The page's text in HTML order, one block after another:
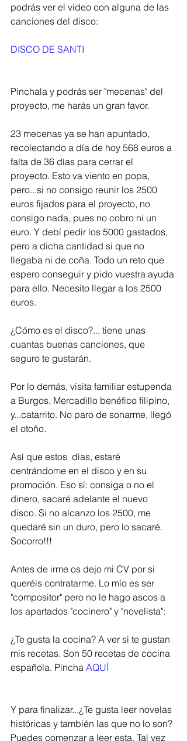
podrás ver el video con alguna de las
canciones del disco:
DISCO DE SANTI
Pínchala y podrás ser "mecenas" del
proyecto, me harás un gran favor.
23 mecenas ya se han apuntado,
recolectando a día de hoy 568 euros a
falta de 36 días para cerrar el
proyecto. Esto va viento en popa,
pero...si no consigo reunir los 2500
euros fijados para el proyecto, no
consigo nada, pues no cobro ni un
euro. Y debí pedir los 5000 gastados,
pero a dicha cantidad si que no
llegaba ni de coña. Todo un reto que
espero conseguir y pido vuestra ayuda
para ello. Necesito llegar a los 2500
euros.
¿Cómo es el disco?... tiene unas
cuantas buenas canciones, que
seguro te gustarán.
Por lo demás, visita familiar estupenda
a Burgos, Mercadillo benéfico filipino,
y...catarrito. No paro de sonarme, llegó
el otoño.
Así que estos  días, estaré
centrándome en el disco y en su
promoción. Eso sí: consiga o no el
dinero, sacaré adelante el nuevo
disco. Si no alcanzo los 2500, me
quedaré sin un duro, pero lo sacaré.
Socorro!!!
Antes de irme os dejo mi CV por si
queréis contratarme. Lo mío es ser
"compositor" pero no le hago ascos a
los apartados "cocinero" y "novelista":
¿Te gusta la cocina? A ver si te gustan
mis recetas. Son 50 recetas de cocina
española. Pincha AQUÍ
Y para finalizar...¿Te gusta leer novelas
históricas y también las que no lo son?
Puedes comenzar a leer esta. Tal vez